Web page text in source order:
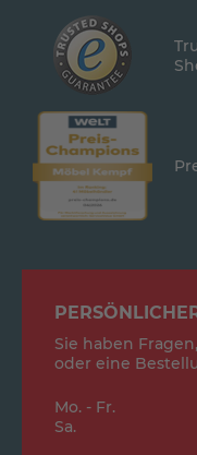
Sie haben
oder eine
Mo. - Fr.
Sa.